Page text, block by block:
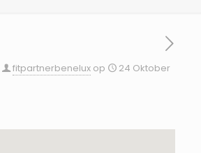
fitpartnerbenelux op
24 Oktober